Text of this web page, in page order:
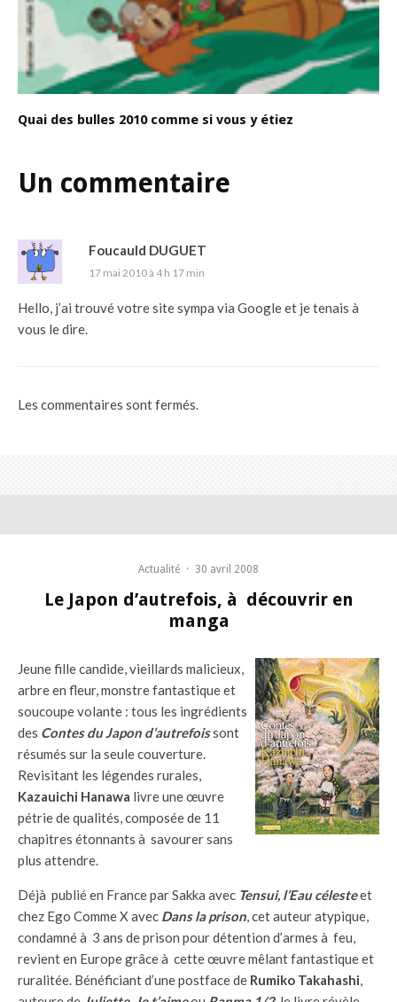
Quai des bulles 2010 comme si vous y étiez
Un commentaire
Foucauld DUGUET
17 mai 2010 à 4 h 17 min
Hello, j’ai trouvé votre site sympa via Google et je tenais à
vous le dire.
Les commentaires sont fermés.
Actualité · 30 avril 2008
Le Japon d’autrefois, à découvrir en
manga
Jeune fille candide, vieillards malicieux,
arbre en fleur, monstre fantastique et
soucoupe volante : tous les ingrédients
des Contes du Japon d’autrefoissont
résumés sur la seule couverture.
Revisitant les légendes rurales,
Kazauichi Hanawa livre une œuvre
pétrie de qualités, composée de 11
chapitres étonnants à savourer sans
plus attendre.
Déjà publié en France par Sakka avec Tensui, l’Eau célesteet
chez Ego Comme X avec Dans la prison, cet auteur atypique,
condamné à 3 ans de prison pour détention d’armes à feu,
revient en Europe grâce à cette œuvre mêlant fantastique et
ruralitée. Bénéficiant d’une postface de Rumiko Takahashi,